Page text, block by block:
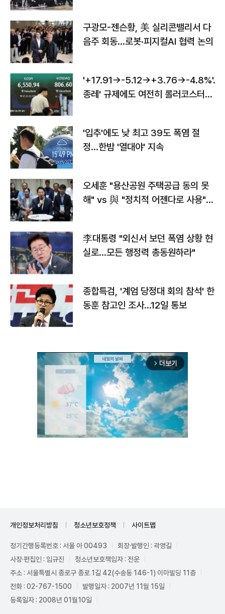
구광모-젠슨황, 美 실리콘밸리서 다
음주 회동…로봇·피지컬AI 협력 논의
'+17.91→-5.12→+3.76→-4.8%'…'
종레' 규제에도 여전히 롤러코스터
'입추'에도 낮 최고 39도 폭염 절
정…한밤 '열대야' 지속
오세훈 "용산공원 주택공급 동의 못
해" vs 與 "정치적 어젠다로 사용"
李대통령 "외신서 보던 폭염 상황 현
실로…모든 행정력 총동원하라"
종합특검, '계엄 당정대 회의 참석' 한
동훈 참고인 조사...12일 통보
arrow_forward_ios 더보기
개인정보처리방침 청소년보호정책 사이트맵
정기간행등록번호 : 서울 아 00493
회장·발행인 : 곽영길
사장·편집인 : 임규진
청소년보호책임자 : 전운
주소 : 서울특별시 종로구 종로 1길 42(수송동 146-1) 이마빌딩 11층
전화 : 02-767-1500
발행일자 : 2007년 11월 15일
등록일자 : 2008년 01월10일